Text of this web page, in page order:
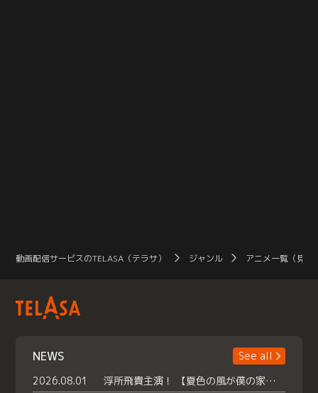
動画配信サービスのTELASA（テラサ） ジャンル アニメ一覧（見放
NEWS
See all
2026.08.01
浮所飛貴主演！ 【夏色の風が僕の家にやってきた】 本日よりテラサで独占配信スタート！